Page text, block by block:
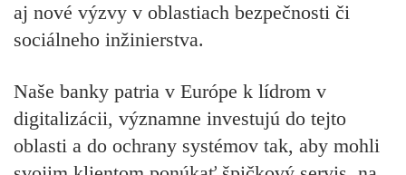
aj nové výzvy v oblastiach bezpečnosti či
sociálneho inžinierstva.
Naše banky patria v Európe k lídrom v
digitalizácii, významne investujú do tejto
oblasti a do ochrany systémov tak, aby mohli